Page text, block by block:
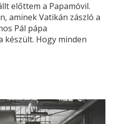
előttem a Papamóvil.
aminek Vatikán zászló a
Pál pápa
Hogy minden